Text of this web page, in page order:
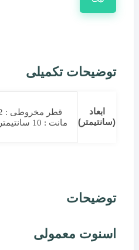
توضیحات
اسنوت معمولی
توضیحات تکمیلی
ابعاد
(سانتیمتر)
مانت : 10 سانتیمتر – ارتفاع : 19،8 سانتیمتر